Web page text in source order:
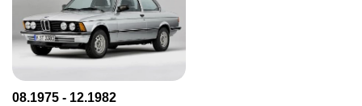
08.1975 - 12.1982